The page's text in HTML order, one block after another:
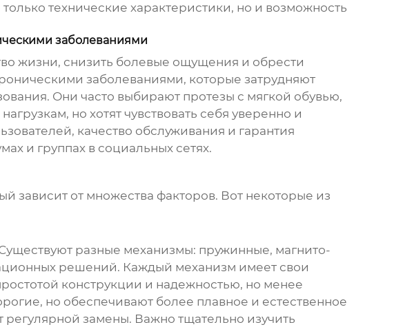
технические характеристики, но и возможность
заболеваниями
жизни, снизить болевые ощущения и обрести
заболеваниями, которые затрудняют
Они часто выбирают протезы с мягкой обувью,
но хотят чувствовать себя уверенно и
качество обслуживания и гарантия
и группах в социальных сетях.
зависит от множества факторов. Вот некоторые из
разные механизмы: пружинные, магнито-
решений. Каждый механизм имеет свои
конструкции и надежностью, но менее
но обеспечивают более плавное и естественное
замены. Важно тщательно изучить